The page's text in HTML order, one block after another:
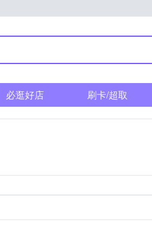
必逛好店 刷卡/超取